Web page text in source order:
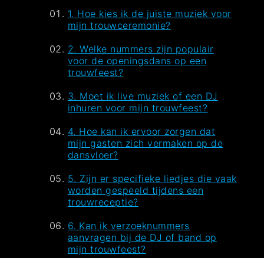
1. Hoe kies ik de juiste muziek voor
mijn trouwceremonie?
2. Welke nummers zijn populair
voor de openingsdans op een
trouwfeest?
3. Moet ik live muziek of een DJ
inhuren voor mijn trouwfeest?
4. Hoe kan ik ervoor zorgen dat
mijn gasten zich vermaken op de
dansvloer?
5. Zijn er specifieke liedjes die vaak
worden gespeeld tijdens een
trouwreceptie?
6. Kan ik verzoeknummers
aanvragen bij de DJ of band op
mijn trouwfeest?